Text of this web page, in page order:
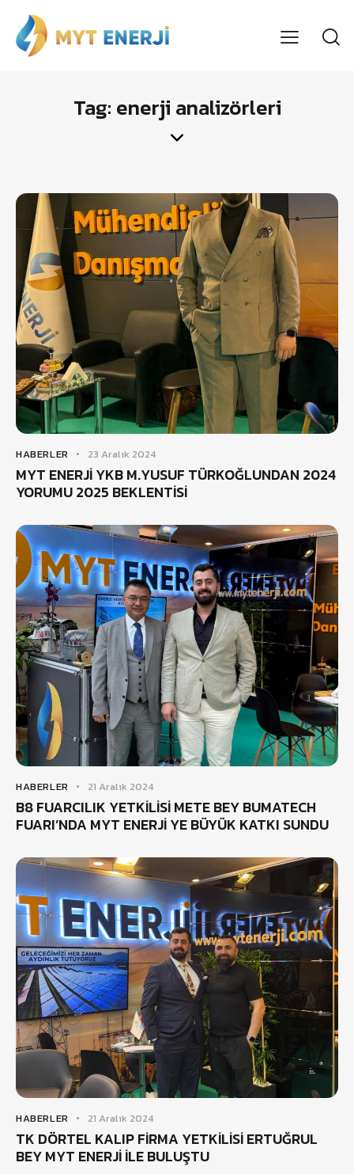
Tag: enerji analizörleri
HABERLER 23 Aralık 2024
MYT ENERJİ YKB M.YUSUF TÜRKOĞLUNDAN 2024
YORUMU 2025 BEKLENTİSİ
HABERLER 21 Aralık 2024
B8 FUARCILIK YETKİLİSİ METE BEY BUMATECH
FUARI’NDA MYT ENERJİ YE BÜYÜK KATKI SUNDU
HABERLER 21 Aralık 2024
TK DÖRTEL KALIP FİRMA YETKİLİSİ ERTUĞRUL
BEY MYT ENERJİ İLE BULUŞTU